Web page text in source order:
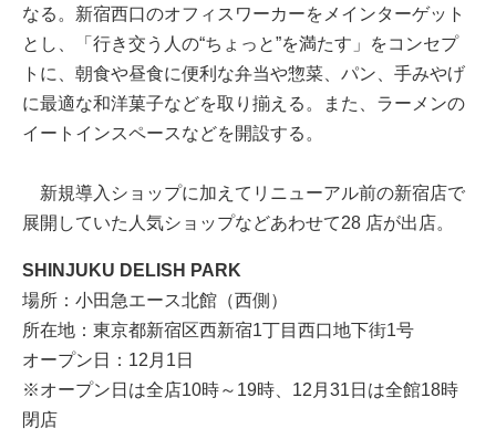
なる。新宿西口のオフィスワーカーをメインターゲット
とし、「行き交う人の“ちょっと”を満たす」をコンセプ
トに、朝食や昼食に便利な弁当や惣菜、パン、手みやげ
に最適な和洋菓子などを取り揃える。また、ラーメンの
イートインスペースなどを開設する。
新規導入ショップに加えてリニューアル前の新宿店で
展開していた人気ショップなどあわせて28 店が出店。
SHINJUKU DELISH PARK
場所：小田急エース北館（西側）
所在地：東京都新宿区西新宿1丁目西口地下街1号
オープン日：12月1日
※オープン日は全店10時～19時、12月31日は全館18時
閉店